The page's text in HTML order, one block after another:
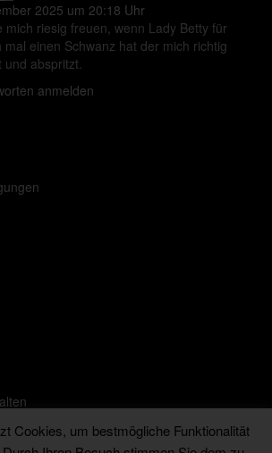
2025 um 20:18 Uhr
mich riesig freuen, wenn Lady Betty für
mal einen Schwanz hat der mich richtig
und abspritzt.
anmelden
Cookies, um bestmögliche Funktionalität